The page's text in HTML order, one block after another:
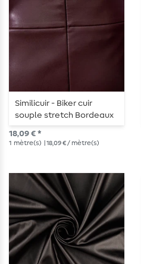
Similicuir - Biker cuir
souple stretch Bordeaux
18,09 € *
1 mètre(s) | 18,09 € / mètre(s)